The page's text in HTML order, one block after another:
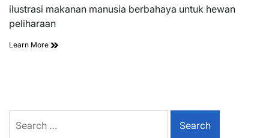
read
time
ilustrasi makanan manusia berbahaya untuk hewan
peliharaan
Learn More
for: